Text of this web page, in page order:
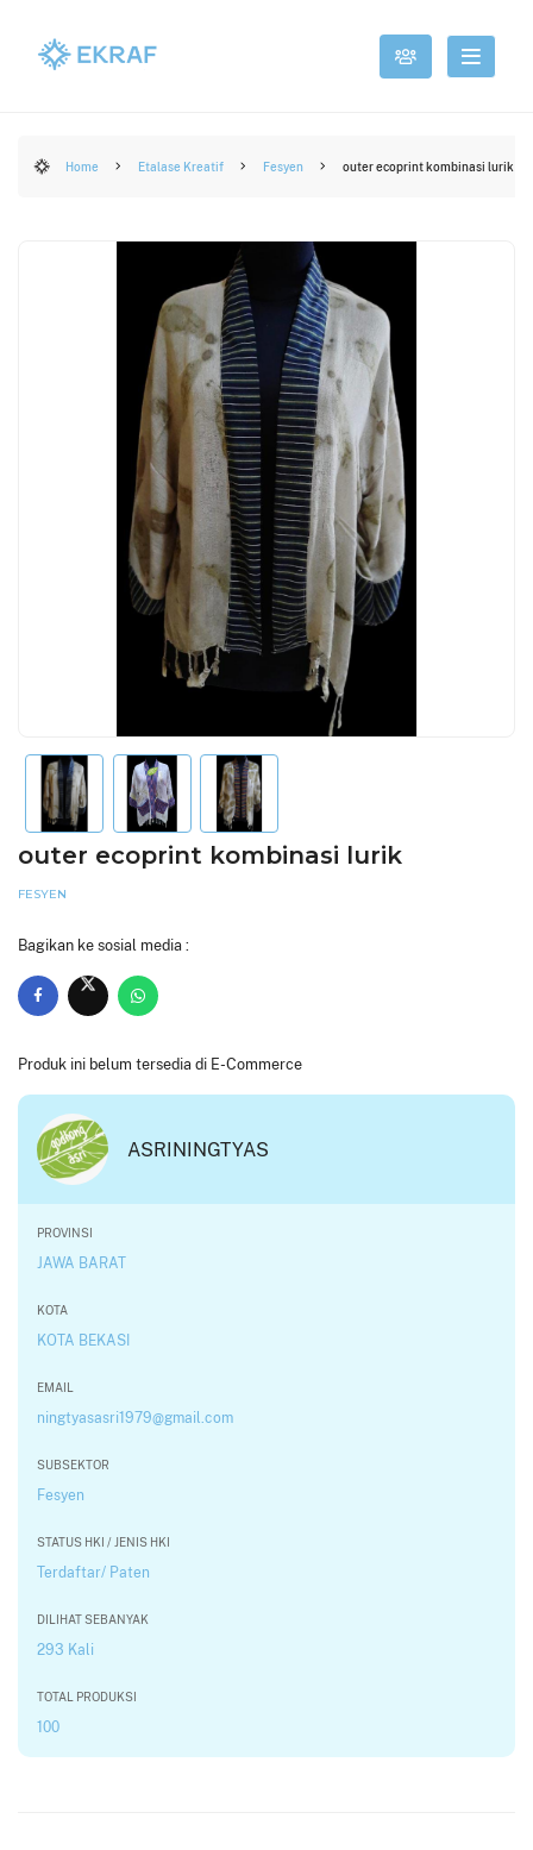
Home Etalase Kreatif Fesyen outer ecoprint kombinasi lurik
outer ecoprint kombinasi lurik
FESYEN
Bagikan ke sosial media :
Produk ini belum tersedia di E-Commerce
ASRININGTYAS
PROVINSI
JAWA BARAT
KOTA
KOTA BEKASI
EMAIL
ningtyasasri1979@gmail.com
SUBSEKTOR
Fesyen
STATUS HKI / JENIS HKI
Terdaftar/ Paten
DILIHAT SEBANYAK
293 Kali
TOTAL PRODUKSI
100